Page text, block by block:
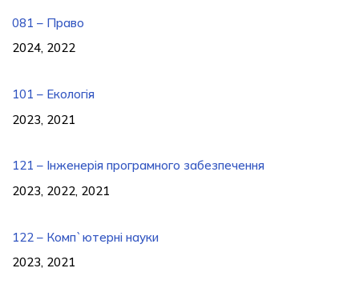
081 – Право
2024, 2022
101 – Екологія
2023, 2021
121 – Інженерія програмного забезпечення
2023, 2022, 2021
122 – Комп`ютерні науки
2023, 2021